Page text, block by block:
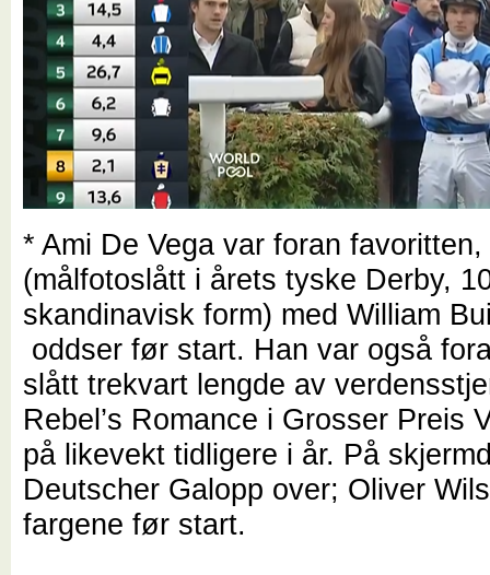
* Ami De Vega var foran
(målfotoslått i årets tyske Derby,
skandinavisk form) med William
oddser før start. Han var også
slått trekvart lengde av
Rebel’s Romance i Grosser Preis
på likevekt tidligere i år. På
Deutscher Galopp over; Oliver
fargene før start.